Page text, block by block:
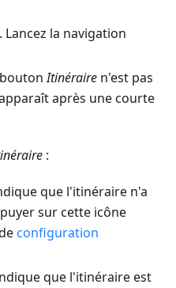
. Lancez la navigation
boutonItinéraire n'est pas
après une courte
:
que l'itinéraire n'a
sur cette icône
configuration
que l'itinéraire est